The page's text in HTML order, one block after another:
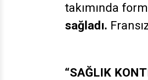
takımında
sağladı.
“SAĞLIK